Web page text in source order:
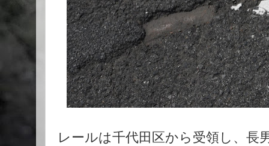
レールは千代田区から受領し、長